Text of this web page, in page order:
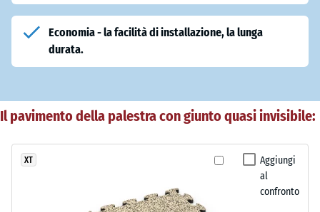
Economia - la facilità di installazione, la lunga
durata.
Il pavimento della palestra con giunto quasi invisibile:
Aggiungi
al
confronto
XT